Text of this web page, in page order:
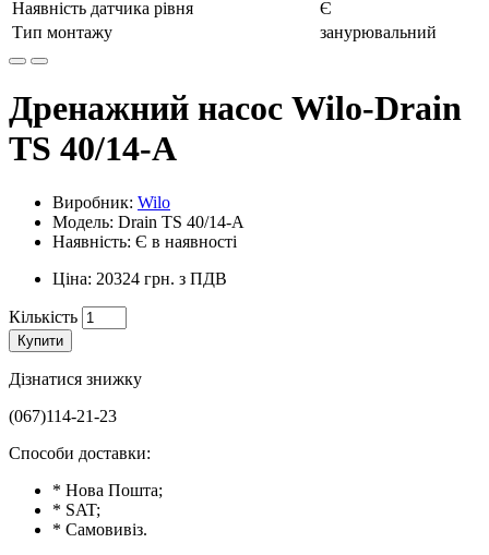
Наявність датчика рівня
Є
Тип монтажу
занурювальний
Дренажний насос Wilo-Drain
TS 40/14-А
Виробник: Wilo
Модель: Drain TS 40/14-А
Наявність: Є в наявності
Ціна: 20324 грн. з ПДВ
Кількість
Купити
Дізнатися знижку
(067)114-21-23
Способи доставки:
* Нова Пошта;
* SAT;
* Самовивіз.